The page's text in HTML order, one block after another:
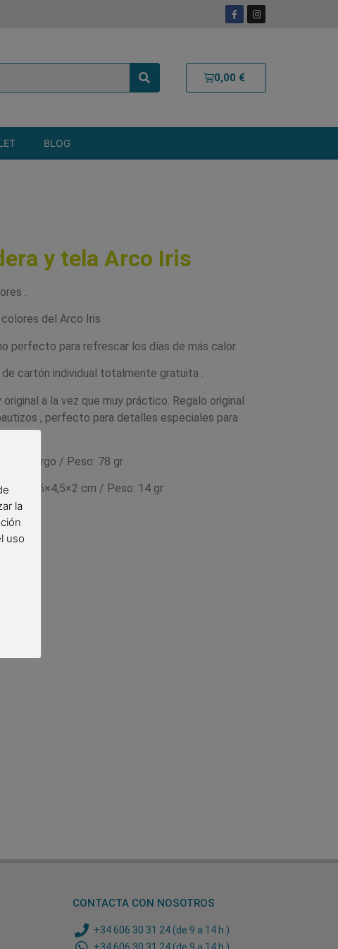
0,00 €
BLOG
y tela Arco Iris
.
del Arco Iris
perfecto para refrescar los días de más calor.
de cartón individual totalmente gratuita .
a la vez que muy práctico. Regalo original
, perfecto para detalles especiales para
de largo / Peso: 78 gr
23,5×4,5×2 cm / Peso: 14 gr
CONTACTA CON NOSOTROS
+34 606 30 31 24 (de 9 a 14 h.)
la
uso